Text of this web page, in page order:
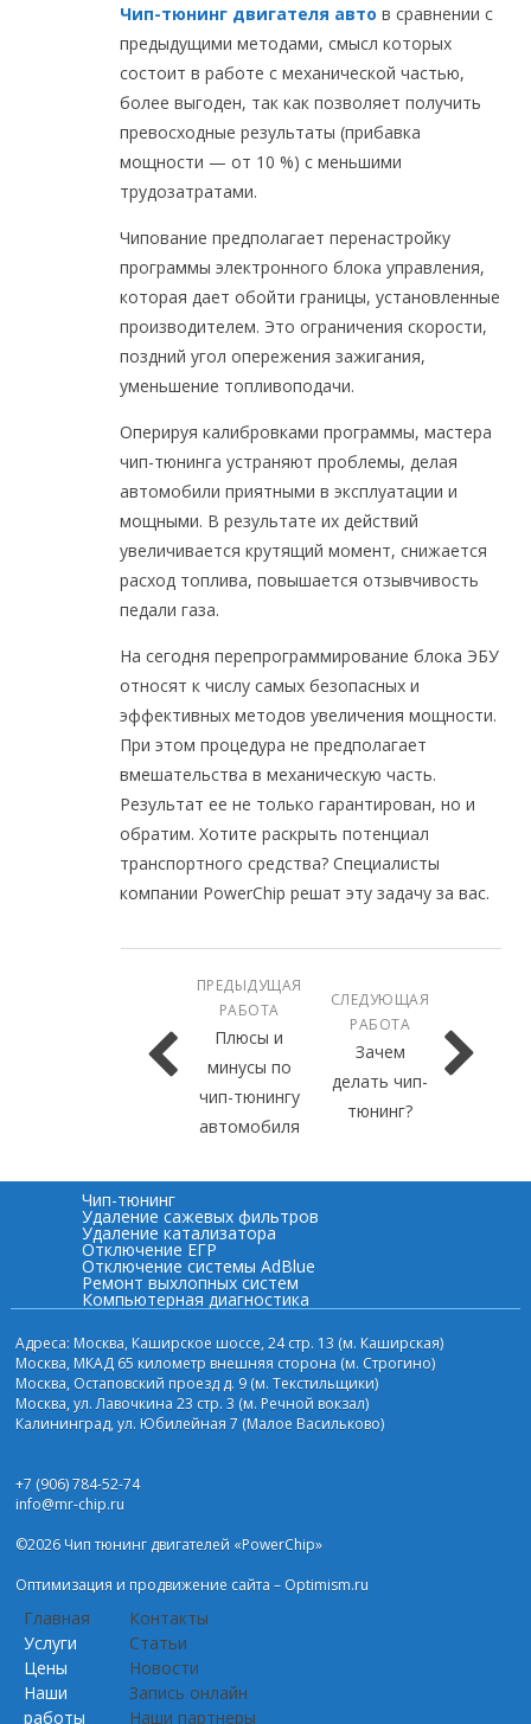
Чип-тюнинг двигателя авто в сравнении с
предыдущими методами, смысл которых
состоит в работе с механической частью,
более выгоден, так как позволяет получить
превосходные результаты (прибавка
мощности — от 10 %) с меньшими
трудозатратами.
Чипование предполагает перенастройку
программы электронного блока управления,
которая дает обойти границы, установленные
производителем. Это ограничения скорости,
поздний угол опережения зажигания,
уменьшение топливоподачи.
Оперируя калибровками программы, мастера
чип-тюнинга устраняют проблемы, делая
автомобили приятными в эксплуатации и
мощными. В результате их действий
увеличивается крутящий момент, снижается
расход топлива, повышается отзывчивость
педали газа.
На сегодня перепрограммирование блока ЭБУ
относят к числу самых безопасных и
эффективных методов увеличения мощности.
При этом процедура не предполагает
вмешательства в механическую часть.
Результат ее не только гарантирован, но и
обратим. Хотите раскрыть потенциал
транспортного средства? Специалисты
компании PowerChip решат эту задачу за вас.
ПРЕДЫДУЩАЯ
РАБОТА
Плюсы и
минусы по
чип-тюнингу
автомобиля
СЛЕДУЮЩАЯ
РАБОТА
Зачем
делать чип-
тюнинг?
Чип-тюнинг
Удаление сажевых фильтров
Удаление катализатора
Отключение ЕГР
Отключение системы AdBlue
Ремонт выхлопных систем
Компьютерная диагностика
Адреса: Москва, Каширское шоссе, 24 стр. 13 (м. Каширская)
Москва, МКАД 65 километр внешняя сторона (м. Строгино)
Москва, Остаповский проезд д. 9 (м. Текстильщики)
Москва, ул. Лавочкина 23 стр. 3 (м. Речной вокзал)
Калининград, ул. Юбилейная 7 (Малое Васильково)
+7 (906) 784-52-74
info@mr-chip.ru
©2026 Чип тюнинг двигателей «PowerChip»
Оптимизация и продвижение сайта – Optimism.ru
Главная
Услуги
Цены
Наши
работы
Контакты
Статьи
Новости
Запись онлайн
Наши партнеры